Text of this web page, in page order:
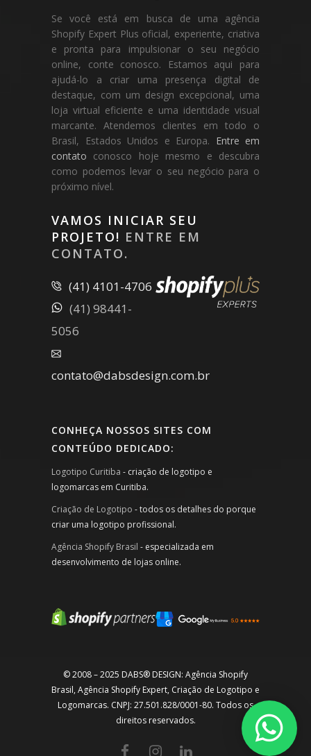
Se você está em busca de uma agência
Shopify Expert Plus oficial, experiente, criativa
e pronta para impulsionar o seu negócio
online, conte conosco. Estamos aqui para
ajudá-lo a criar uma presença digital de
destaque, com um design excepcional, uma
loja virtual eficiente e uma identidade visual
marcante. Atendemos clientes em todo o
Brasil, Estados Unidos e Europa. Entre em
contato conosco hoje mesmo e descubra
como podemos levar o seu negócio para o
próximo nível.
VAMOS INICIAR SEU
PROJETO! ENTRE EM
CONTATO.
(41) 4101-4706
(41) 98441-
5056
contato@dabsdesign.com.br
CONHEÇA NOSSOS SITES COM
CONTEÚDO DEDICADO:
Logotipo Curitiba - criação de logotipo e
logomarcas em Curitiba.
Criação de Logotipo - todos os detalhes do porque
criar uma logotipo profissional.
Agência Shopify Brasil - especializada em
desenvolvimento de lojas online.
© 2008 – 2025 DABS® DESIGN: Agência Shopify
Brasil, Agência Shopify Expert, Criação de Logotipo e
Logomarcas. CNPJ: 27.501.828/0001-80. Todos os
direitos reservados.